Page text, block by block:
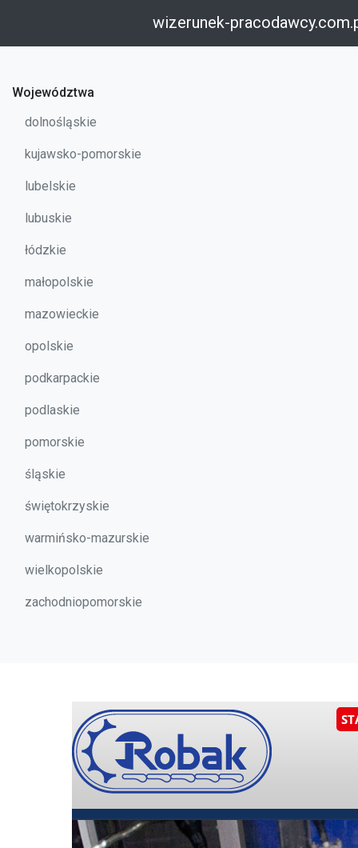
wizerunek-
Województwa
dolnośląskie
kujawsko-pomorskie
lubelskie
lubuskie
łódzkie
małopolskie
mazowieckie
opolskie
podkarpackie
podlaskie
pomorskie
śląskie
świętokrzyskie
warmińsko-mazurskie
wielkopolskie
zachodniopomorskie